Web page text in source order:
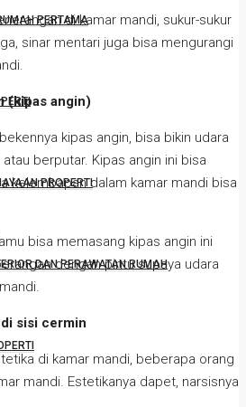
PERTAMA
PROPERTI
DAN PERAWATAN RUMAH
di kamar mandi, sukur-sukur
sinar mentari juga bisa mengurangi
(kipas angin)
kipas angin, bisa bikin udara
berputar. Kipas angin ini bisa
kelembapan dalam kamar mandi bisa
bisa memasang kipas angin ini
dengan pintu supaya udara
sisi cermin
di kamar mandi, beberapa orang
mandi. Estetikanya dapet, narsisnya